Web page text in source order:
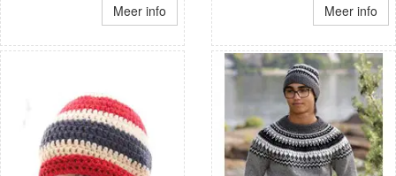
Meer info Meer info